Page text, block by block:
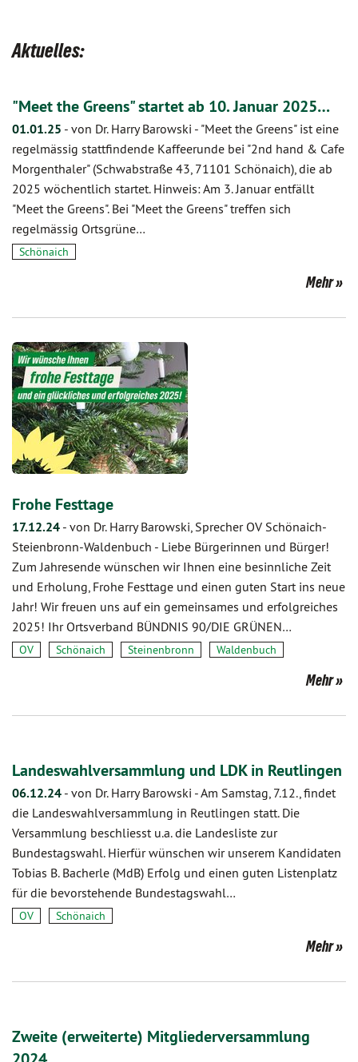
Aktuelles:
"Meet the Greens" startet ab 10. Januar 2025…
01.01.25 - von Dr. Harry Barowski - "Meet the Greens" ist eine
regelmässig stattfindende Kaffeerunde bei "2nd hand & Cafe
Morgenthaler" (Schwabstraße 43, 71101 Schönaich), die ab
2025 wöchentlich startet. Hinweis: Am 3. Januar entfällt
"Meet the Greens". Bei "Meet the Greens" treffen sich
regelmässig Ortsgrüne…
Schönaich
Mehr
Frohe Festtage
17.12.24 - von Dr. Harry Barowski, Sprecher OV Schönaich-
Steienbronn-Waldenbuch - Liebe Bürgerinnen und Bürger!
Zum Jahresende wünschen wir Ihnen eine besinnliche Zeit
und Erholung, Frohe Festtage und einen guten Start ins neue
Jahr! Wir freuen uns auf ein gemeinsames und erfolgreiches
2025! Ihr Ortsverband BÜNDNIS 90/DIE GRÜNEN…
OV Schönaich Steinenbronn Waldenbuch
Mehr
Landeswahlversammlung und LDK in Reutlingen
06.12.24 - von Dr. Harry Barowski -Am Samstag, 7.12., findet
die Landeswahlversammlung in Reutlingen statt. Die
Versammlung beschliesst u.a. die Landesliste zur
Bundestagswahl. Hierfür wünschen wir unserem Kandidaten
Tobias B. Bacherle (MdB) Erfolg und einen guten Listenplatz
für die bevorstehende Bundestagswahl…
OV Schönaich
Mehr
Zweite (erweiterte) Mitgliederversammlung